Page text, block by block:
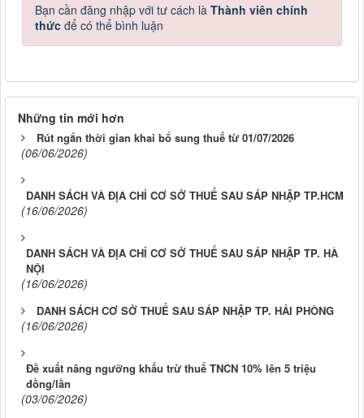
Bạn cần đăng nhập với tư cách là Thành viên chính
thức để có thể bình luận
Những tin mới hơn
Rút ngắn thời gian khai bổ sung thuế từ 01/07/2026
(06/06/2026)
DANH SÁCH VÀ ĐỊA CHỈ CƠ SỞ THUẾ SAU SÁP NHẬP TP.HCM
(16/06/2026)
DANH SÁCH VÀ ĐỊA CHỈ CƠ SỞ THUẾ SAU SÁP NHẬP TP. HÀ
NỘI
(16/06/2026)
DANH SÁCH CƠ SỞ THUẾ SAU SÁP NHẬP TP. HẢI PHÒNG
(16/06/2026)
Đề xuất nâng ngưỡng khấu trừ thuế TNCN 10% lên 5 triệu
đồng/lần
(03/06/2026)